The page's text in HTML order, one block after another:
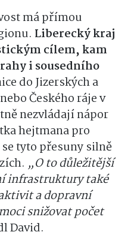
má přímou
Liberecký kraj
cílem, kam
i sousedního
do Jizerských a
Českého ráje v
nezvládají nápor
hejtmana pro
tyto přesuny silně
„O to důležitější
infrastruktury také
a dopravní
snižovat počet
David.